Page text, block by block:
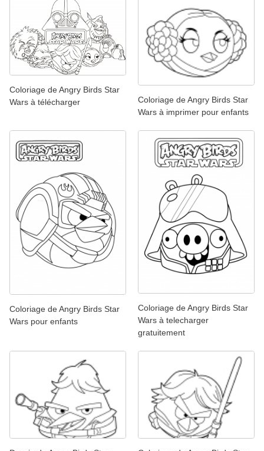
Coloriage de Angry Birds Star
Wars à télécharger
Coloriage de Angry Birds Star
Wars à imprimer pour enfants
Coloriage de Angry Birds Star
Wars pour enfants
Coloriage de Angry Birds Star
Wars à telecharger
gratuitement